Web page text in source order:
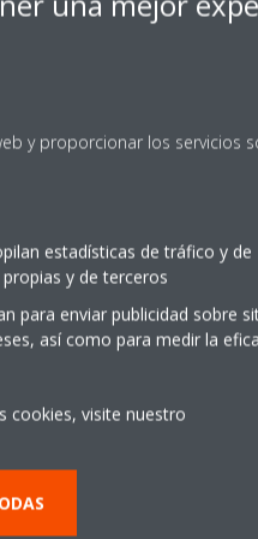
una selección de servicios de
ocasiones en las que tu
con restricciones logísticas
la modernización de los
y proporcionar los servicios
estadísticas de tráfico y de
y de terceros
para enviar publicidad sobre
así como para medir la
cookies, visite nuestro